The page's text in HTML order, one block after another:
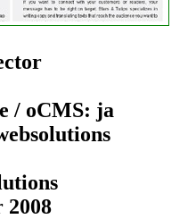
/ oCMS: ja
2008